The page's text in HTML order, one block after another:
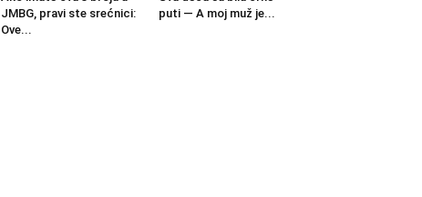
JMBG, pravi ste srećnici:
Ove...
puti — A moj muž je...